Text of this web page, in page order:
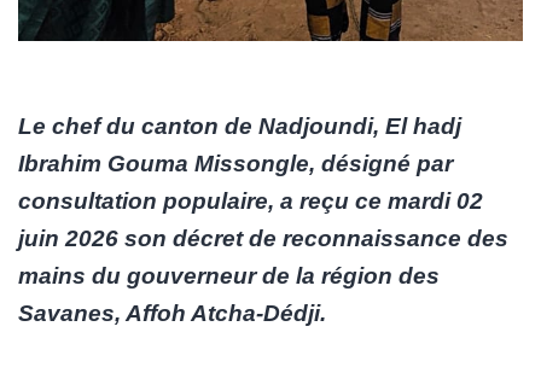
Le chef du canton de Nadjoundi, El hadj
Ibrahim Gouma Missongle, désigné par
consultation populaire, a reçu ce mardi 02
juin 2026 son décret de reconnaissance des
mains du gouverneur de la région des
Savanes, Affoh Atcha-Dédji.